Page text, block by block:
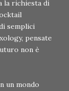
la richiesta di
semplici
pensate
non è
un mondo